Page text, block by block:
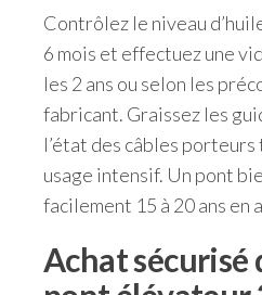
Contrôlez le niveau
6 mois et effectuez une
les 2 ans ou selon les
fabricant. Graissez les
l’état des câbles
usage intensif. Un pont
facilement 15 à 20 ans
Achat sécurisé